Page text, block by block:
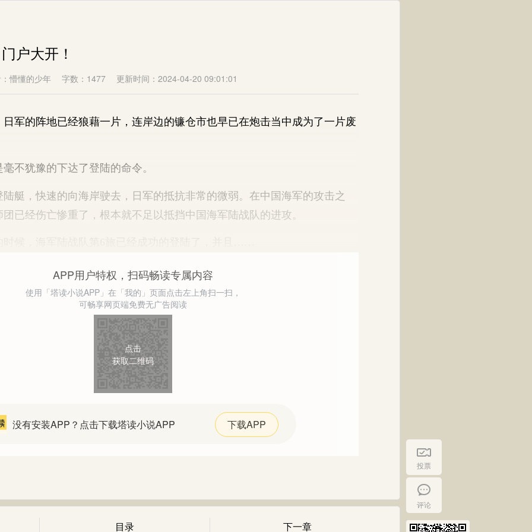
投票
评论
户大开！
懵懂的少年 字数：1477 更新时间：2024-04-20 09:01:01
的阵地已经狼藉一片，连岸边的镰仓市也早已在炮击当中成为了一片废
犹豫的下达了登陆的命令。
，快速的向海岸驶去，日军的抵抗非常的微弱。在中国海军的攻击之
已经伤亡惨重了，根本就不足以抵挡中国海军陆战队的进攻。
APP用户特权，扫码畅读专属内容
使用「塔读小说APP」在「我的」页面点击左上角扫一扫，
可畅享网页端免费无广告阅读
点击
获取二维码
没有安装APP？点击下载塔读小说APP 下载APP
目录 下一章